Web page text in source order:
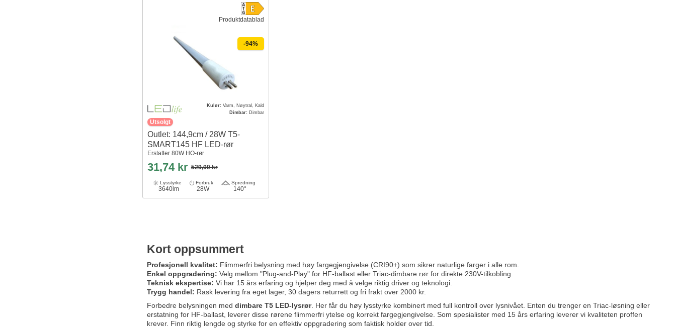
Produktdatablad
Kulør:Varm, Nøytral, Kald
Dimbar:Dimbar
-94%
Utsolgt
Outlet: 144,9cm / 28W T5-
SMART145 HF LED-rør
Erstatter 80W HO-rør
31,74 kr529,00 kr
Lysstyrke
3640lm
Forbruk
28W
Spredning
140°
Kort oppsummert
Profesjonell kvalitet: Flimmerfri belysning med høy fargegjengivelse (CRI90+) som sikrer naturlige farger i alle rom.
Enkel oppgradering: Velg mellom "Plug-and-Play" for HF-ballast eller Triac-dimbare rør for direkte 230V-tilkobling.
Teknisk ekspertise: Vi har 15 års erfaring og hjelper deg med å velge riktig driver og teknologi.
Trygg handel: Rask levering fra eget lager, 30 dagers returrett og fri frakt over 2000 kr.
Forbedre belysningen med dimbare T5 LED-lysrør. Her får du høy lysstyrke kombinert med full kontroll over lysnivået. Enten du trenger en Triac-løsning eller
erstatning for HF-ballast, leverer disse rørene flimmerfri ytelse og korrekt fargegjengivelse. Som spesialister med 15 års erfaring leverer vi kvaliteten proffen
krever. Finn riktig lengde og styrke for en effektiv oppgradering som faktisk holder over tid.